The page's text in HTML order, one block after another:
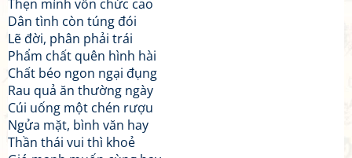
Thẹn mình vốn chức cao
Dân tình còn túng đói
Lẽ đời, phân phải trái
Phẩm chất quên hình hài
Chất béo ngon ngại đụng
Rau quả ăn thường ngày
Cúi uống một chén rượu
Ngửa mặt, bình văn hay
Thần thái vui thì khoẻ